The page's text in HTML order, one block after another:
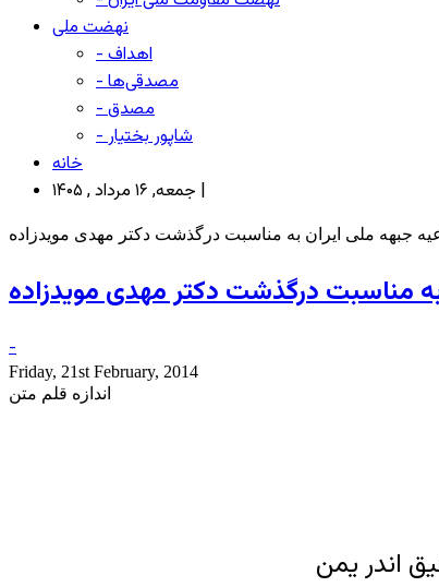
نهضت ملی
- اهداف
- مصدقی‌ها
- مصدق
- شاپور بختیار
خانه
جمعه, ۱۶ مرداد , ۱۴۰۵ |
جبهه ملی ایران به مناسبت درگذشت دکتر مهدی مویدزاده
مناسبت درگذشت دکتر مهدی مویدزاده
-
Friday, 21st February, 2014
اندازه قلم متن
اندر یمن